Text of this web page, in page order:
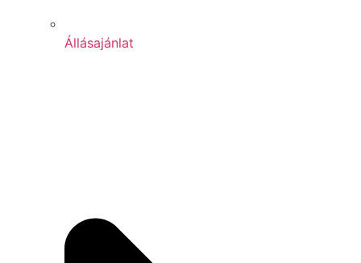
Állásajánlat